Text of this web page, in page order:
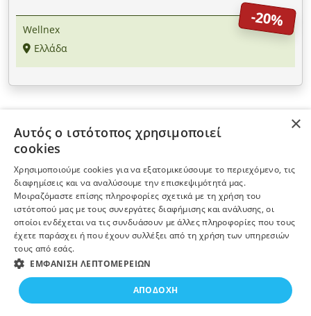
-20%
Wellnex
Ελλάδα
ΠΛΗΡΟΦΟΡΙΕΣ
Η ΕΤΑΙΡΕΙΑ
ΠΕΡΙΣΣΟΤΕΡΑ
ΕΓΓΡΑΦΗ ΣΤΟ NEWSLETTER
×
Αυτός ο ιστότοπος χρησιμοποιεί
cookies
Χρησιμοποιούμε cookies για να εξατομικεύσουμε το περιεχόμενο, τις
διαφημίσεις και να αναλύσουμε την επισκεψιμότητά μας.
Μοιραζόμαστε επίσης πληροφορίες σχετικά με τη χρήση του
ιστότοπού μας με τους συνεργάτες διαφήμισης και ανάλυσης, οι
οποίοι ενδέχεται να τις συνδυάσουν με άλλες πληροφορίες που τους
έχετε παράσχει ή που έχουν συλλέξει από τη χρήση των υπηρεσιών
τους από εσάς.
ΕΜΦΆΝΙΣΗ ΛΕΠΤΟΜΕΡΕΙΏΝ
ΑΠΟΔΟΧΉ